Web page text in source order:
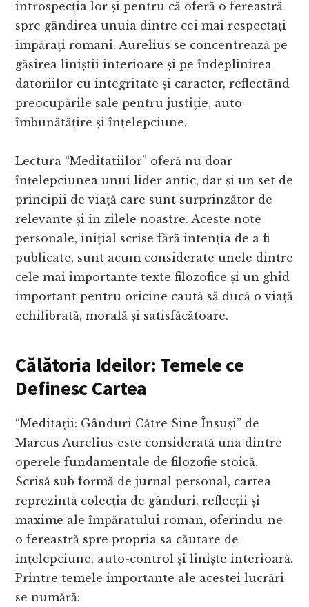
introspecția lor și pentru că oferă o fereastră
spre gândirea unuia dintre cei mai respectați
împărați romani. Aurelius se concentrează pe
găsirea liniștii interioare și pe îndeplinirea
datoriilor cu integritate și caracter, reflectând
preocupările sale pentru justiție, auto-
îmbunătățire și înțelepciune.
Lectura “Meditatiilor” oferă nu doar
înțelepciunea unui lider antic, dar și un set de
principii de viață care sunt surprinzător de
relevante și în zilele noastre. Aceste note
personale, inițial scrise fără intenția de a fi
publicate, sunt acum considerate unele dintre
cele mai importante texte filozofice și un ghid
important pentru oricine caută să ducă o viață
echilibrată, morală și satisfăcătoare.
Călătoria Ideilor: Temele ce
Definesc Cartea
“Meditații: Gânduri Către Sine Însuși” de
Marcus Aurelius este considerată una dintre
operele fundamentale de filozofie stoică.
Scrisă sub formă de jurnal personal, cartea
reprezintă colecția de gânduri, reflecții și
maxime ale împăratului roman, oferindu-ne
o fereastră spre propria sa căutare de
înțelepciune, auto-control și liniște interioară.
Printre temele importante ale acestei lucrări
se numără: